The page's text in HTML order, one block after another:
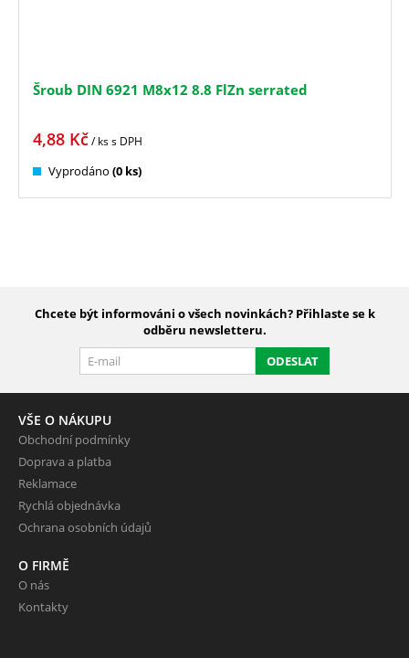
Šroub DIN 6921 M8x12 8.8 FlZn serrated
4,88 Kč/ kss DPH
Vyprodáno (0 ks)
Chcete být informováni o všech novinkách? Přihlaste se k
odběru newsletteru.
ODESLAT
VŠE O NÁKUPU
Obchodní podmínky
Doprava a platba
Reklamace
Rychlá objednávka
Ochrana osobních údajů
O FIRMĚ
O nás
Kontakty